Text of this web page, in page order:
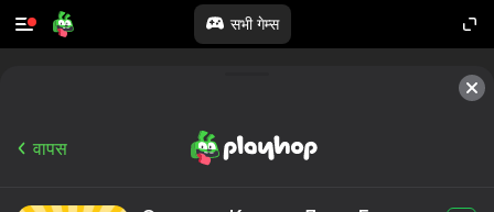
सभी गेम्स
वापस